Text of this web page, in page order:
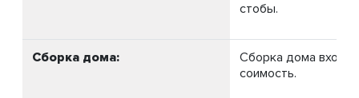
стобы.
Сборка дома:
Сборка дома
соимость.